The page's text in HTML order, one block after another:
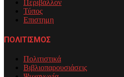
Περιβάλλον
Τύπος
Επιστημη
ΠΟΛΙΤΙΣΜΟΣ
Πολιτιστικά
Βιβλιοπαρουσιάσεις